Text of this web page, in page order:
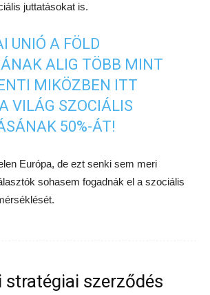
juttatásokat is.
UNIÓ A FÖLD
ALIG TÖBB MINT
MIKÖZBEN ITT
VILÁG SZOCIÁLIS
50%-ÁT!
Európa, de ezt senki sem meri
sohasem fogadnák el a szociális
stratégiai szerződés